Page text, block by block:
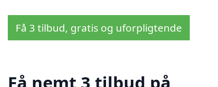
Få 3 tilbud, gratis og uforpligtende